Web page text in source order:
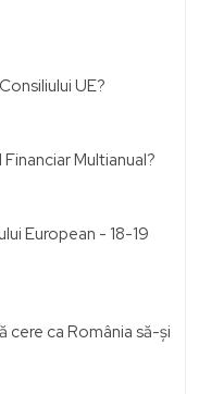
UE?
Multianual?
European - 18-19
cere ca România să-și